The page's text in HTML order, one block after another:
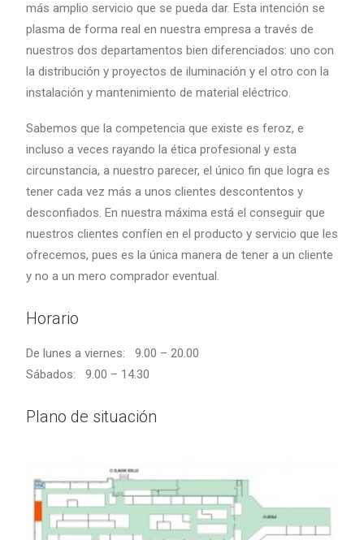
más amplio servicio que se pueda dar. Esta intención se
plasma de forma real en nuestra empresa a través de
nuestros dos departamentos bien diferenciados: uno con
la distribución y proyectos de iluminación y el otro con la
instalación y mantenimiento de material eléctrico.
Sabemos que la competencia que existe es feroz, e
incluso a veces rayando la ética profesional y esta
circunstancia, a nuestro parecer, el único fin que logra es
tener cada vez más a unos clientes descontentos y
desconfiados. En nuestra máxima está el conseguir que
nuestros clientes confíen en el producto y servicio que les
ofrecemos, pues es la única manera de tener a un cliente
y no a un mero comprador eventual.
Horario
De lunes a viernes: 9.00 – 20.00
Sábados: 9.00 – 14.30
Plano de situación